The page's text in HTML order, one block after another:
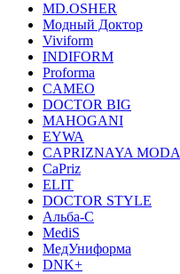
MD.OSHER
Модный Доктор
Viviform
INDIFORM
Proforma
CAMEO
DOCTOR BIG
MAHOGANI
EYWA
CAPRIZNAYA MODA
CaPriz
ELIT
DOCTOR STYLE
Альба-С
MediS
МедУниформа
DNK+